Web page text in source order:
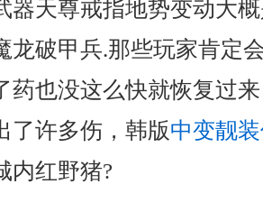
器天尊戒指地势变动大
龙破甲兵.那些玩家肯定
药也没这么快就恢复过
了许多伤，韩版中变靓
内红野猪?